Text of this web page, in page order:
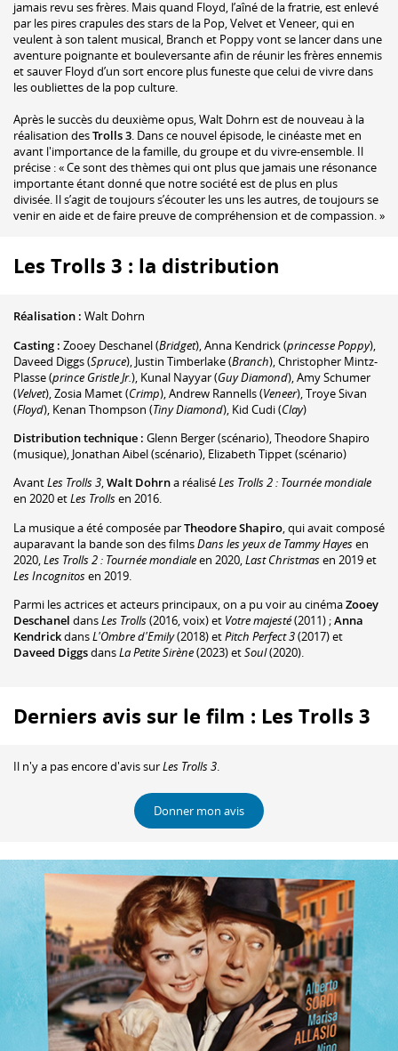
jamais revu ses frères. Mais quand Floyd, l’aîné de la fratrie, est enlevé
par les pires crapules des stars de la Pop, Velvet et Veneer, qui en
veulent à son talent musical, Branch et Poppy vont se lancer dans une
aventure poignante et bouleversante afin de réunir les frères ennemis
et sauver Floyd d’un sort encore plus funeste que celui de vivre dans
les oubliettes de la pop culture.
Après le succès du deuxième opus, Walt Dohrn est de nouveau à la
réalisation desTrolls 3. Dans ce nouvel épisode, le cinéaste met en
avant l'importance de la famille, du groupe et du vivre-ensemble. Il
précise : « Ce sont des thèmes qui ont plus que jamais une résonance
importante étant donné que notre société est de plus en plus
divisée. Il s’agit de toujours s’écouter les uns les autres, de toujours se
venir en aide et de faire preuve de compréhension et de compassion. »
Les Trolls 3 : la distribution
Réalisation : Walt Dohrn
Casting : Zooey Deschanel(Bridget) Anna Kendrick(princesse Poppy)
Daveed Diggs(Spruce) Justin Timberlake(Branch) Christopher Mintz-
Plasse(prince Gristle Jr.) Kunal Nayyar(Guy Diamond) Amy Schumer
(Velvet) Zosia Mamet(Crimp) Andrew Rannells(Veneer) Troye Sivan
(Floyd) Kenan Thompson (Tiny Diamond) Kid Cudi(Clay)
Distribution technique : Glenn Berger(scénario),Theodore Shapiro
(musique), Jonathan Aibel(scénario), Elizabeth Tippet(scénario)
AvantLes Trolls 3,Walt Dohrna réaliséLes Trolls 2 : Tournée mondiale
en 2020 etLes Trollsen 2016.
La musique a été composée parTheodore Shapiro, qui avait composé
auparavant la bande son des filmsDans les yeux de Tammy Hayesen
2020,Les Trolls 2 : Tournée mondialeen 2020,Last Christmasen 2019 et
Les Incognitosen 2019.
Parmi les actrices et acteurs principaux, on a pu voir au cinémaZooey
Deschanel dansLes Trolls(2016, voix) et Votre majesté(2011) ;Anna
KendrickdansL'Ombre d'Emily(2018) etPitch Perfect 3(2017) et
Daveed DiggsdansLa Petite Sirène(2023) etSoul(2020).
Derniers avis sur le film : Les Trolls 3
Il n'y a pas encore d'avis surLes Trolls 3
Donner mon avis